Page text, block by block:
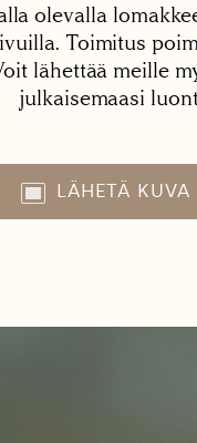
olevalla
Toimitus
lähettää meille
julkaisemaasi
LÄHETÄ